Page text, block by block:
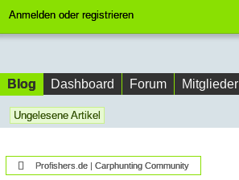
Anmelden oder registrieren
Blog Dashboard Forum Mitglieder
Ungelesene Artikel
Profishers.de | Carphunting Community